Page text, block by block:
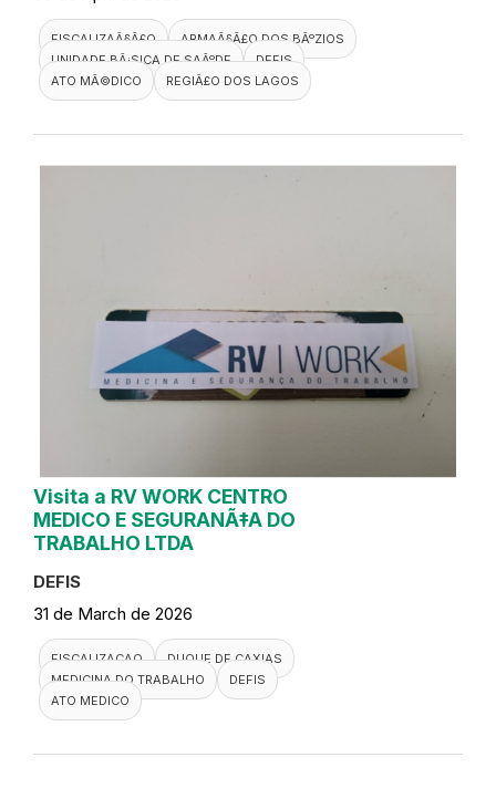
FISCALIZAÃ§Ã£O
ARMAÃ§Ã£O DOS BÃºZIOS
UNIDADE BÃ¡SICA DE SAÃºDE
DEFIS
ATO MÃ©DICO
REGIÃ£O DOS LAGOS
Visita a RV WORK CENTRO
MEDICO E SEGURANÃ‡A DO
TRABALHO LTDA
DEFIS
31 de March de 2026
FISCALIZACAO
DUQUE DE CAXIAS
MEDICINA DO TRABALHO
DEFIS
ATO MEDICO